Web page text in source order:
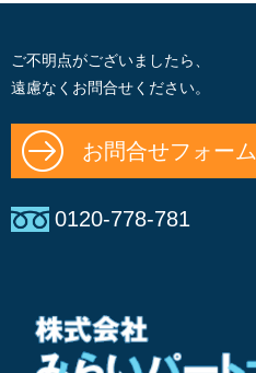
ご不明点がございましたら、
遠慮なくお問合せください。
お問合せフォーム
0120-778-781